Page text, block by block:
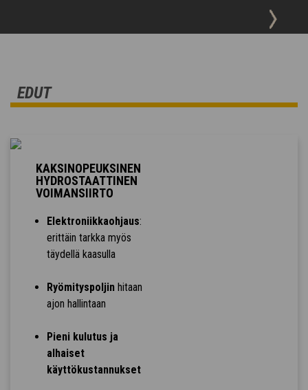
EDUT
KAKSINOPEUKSINEN
HYDROSTAATTINEN
VOIMANSIIRTO
Elektroniikkaohjaus:
erittäin tarkka myös
täydellä kaasulla
Ryömityspoljinhitaan
ajon hallintaan
Pieni kulutus ja
alhaiset
käyttökustannukset